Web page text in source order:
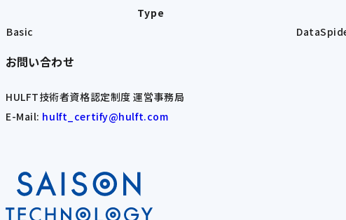
Type
Basic
お問い合わせ
HULFT技術者資格認定制度 運営事務局
E-Mail: hulft_certify@hulft.com